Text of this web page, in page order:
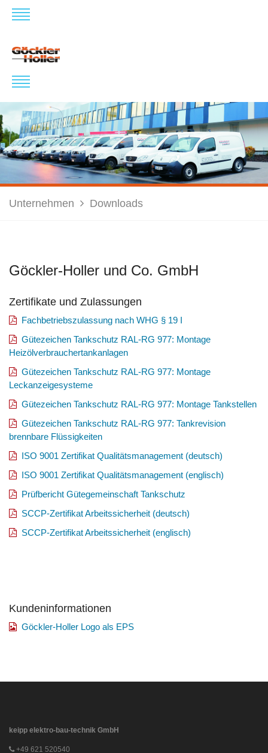
Unternehmen Downloads
Göckler-Holler und Co. GmbH
Zertifikate und Zulassungen
Fachbetriebszulassung nach WHG § 19 I
Gütezeichen Tankschutz RAL-RG 977: Montage
Heizölverbrauchertankanlagen
Gütezeichen Tankschutz RAL-RG 977: Montage
Leckanzeigesysteme
Gütezeichen Tankschutz RAL-RG 977: Montage Tankstellen
Gütezeichen Tankschutz RAL-RG 977: Tankrevision
brennbare Flüssigkeiten
ISO 9001 Zertifikat Qualitätsmanagement (deutsch)
ISO 9001 Zertifikat Qualitätsmanagement (englisch)
Prüfbericht Gütegemeinschaft Tankschutz
SCCP-Zertifikat Arbeitssicherheit (deutsch)
SCCP-Zertifikat Arbeitssicherheit (englisch)
Kundeninformationen
Göckler-Holler Logo als EPS
keipp elektro-bau-technik GmbH
+49 621 520540